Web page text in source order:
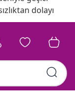
dolayı